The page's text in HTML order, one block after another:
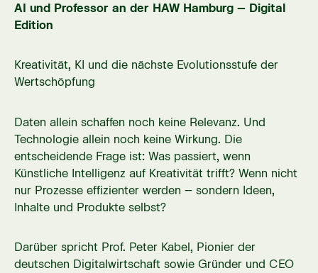
AI und Professor an der HAW Hamburg – Digital
Edition
Kreativität, KI und die nächste Evolutionsstufe der
Wertschöpfung
Daten allein schaffen noch keine Relevanz. Und
Technologie allein noch keine Wirkung. Die
entscheidende Frage ist: Was passiert, wenn
Künstliche Intelligenz auf Kreativität trifft? Wenn nicht
nur Prozesse effizienter werden – sondern Ideen,
Inhalte und Produkte selbst?
Darüber spricht Prof. Peter Kabel, Pionier der
deutschen Digitalwirtschaft sowie Gründer und CEO